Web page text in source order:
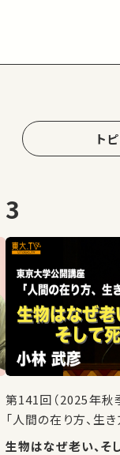
ト
3
第141回（2025年秋
「人間の在り方、生き
生物はなぜ老い、そ